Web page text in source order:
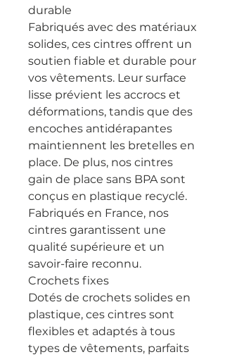
durable
Fabriqués avec des matériaux
solides, ces cintres offrent un
soutien fiable et durable pour
vos vêtements. Leur surface
lisse prévient les accrocs et
déformations, tandis que des
encoches antidérapantes
maintiennent les bretelles en
place. De plus, nos cintres
gain de place sans BPA sont
conçus en plastique recyclé.
Fabriqués en France, nos
cintres garantissent une
qualité supérieure et un
savoir-faire reconnu.
Crochets fixes
Dotés de crochets solides en
plastique, ces cintres sont
flexibles et adaptés à tous
types de vêtements, parfaits